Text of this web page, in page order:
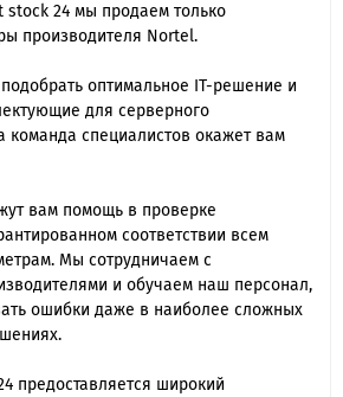
24 мы продаем только
производителя Nortel.
оптимальное IT-решение и
для серверного
команда специалиcтов окажет вам
вам помощь в проверке
соответствии всем
Мы сотрудничаем с
и обучаем наш персонал,
ошибки даже в наиболее сложных
предоставляется широкий